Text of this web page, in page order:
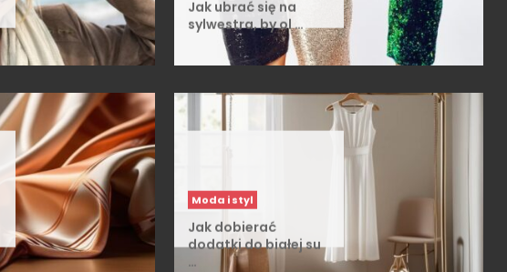
Jak ubrać się na
sylwestra, by ol …
Moda i styl
Jak dobierać
dodatki do białej su
…